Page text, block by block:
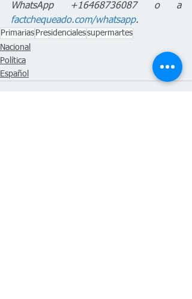
WhatsApp +16468736087 o a
factchequeado.com/whatsapp.
Primarias Presidencialessupermartes
Nacional
Política
Español